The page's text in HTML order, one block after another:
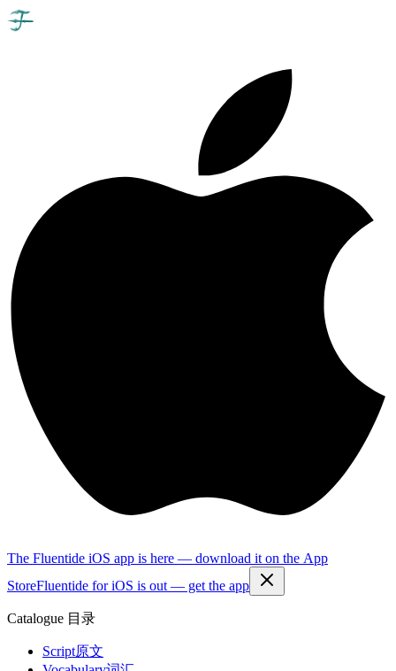
The Fluentide iOS app is here — download it on the App
StoreFluentide for iOS is out — get the app
Catalogue 目录
Script原文